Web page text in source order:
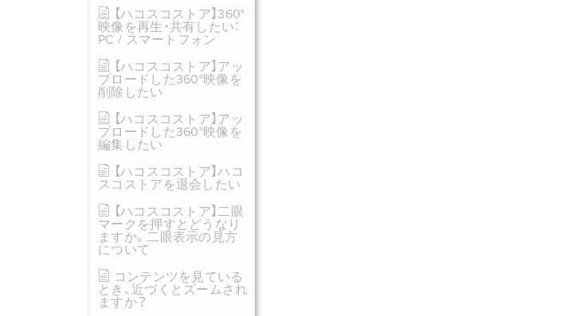
【ハコスコストア】360°
映像を再生・共有したい：
PC / スマートフォン
【ハコスコストア】アッ
プロードした360°映像を
削除したい
【ハコスコストア】アッ
プロードした360°映像を
編集したい
【ハコスコストア】ハコ
スコストアを退会したい
【ハコスコストア】二眼
マークを押すとどうなり
ますか。二眼表示の見方
について
コンテンツを見ている
とき、近づくとズームされ
ますか？